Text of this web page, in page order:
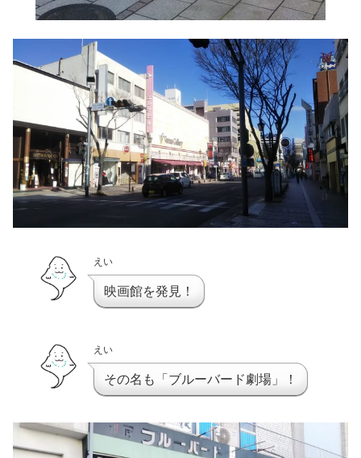
えい
映画館を発見！
えい
その名も「ブルーバード劇場」！